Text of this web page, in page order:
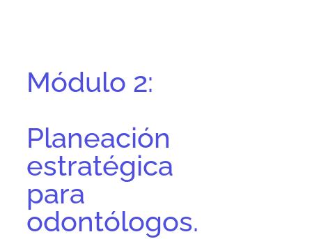
Módulo 2:
Planeación
estratégica
para
odontólogos.